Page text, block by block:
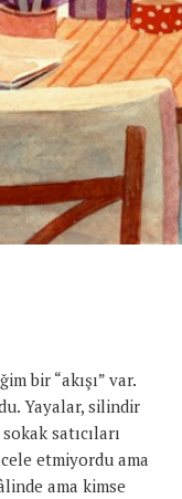
bir “akışı” var.
Yayalar, silindir
satıcıları
etmiyordu ama
ama kimse